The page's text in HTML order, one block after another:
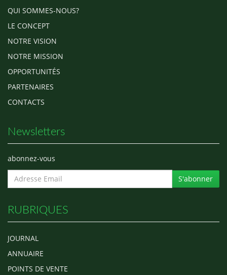
QUI SOMMES-NOUS?
LE CONCEPT
NOTRE VISION
NOTRE MISSION
OPPORTUNITÉS
PARTENAIRES
CONTACTS
Newsletters
abonnez-vous
S'abonner
RUBRIQUES
JOURNAL
ANNUAIRE
POINTS DE VENTE